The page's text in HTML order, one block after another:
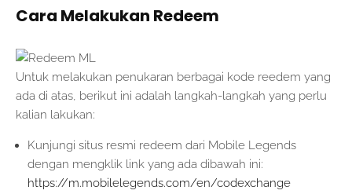
Cara Melakukan Redeem
Untuk melakukan penukaran berbagai kode reedem yang
ada di atas, berikut ini adalah langkah-langkah yang perlu
kalian lakukan:
Kunjungi situs resmi redeem dari Mobile Legends
dengan mengklik link yang ada dibawah ini:
https://m.mobilelegends.com/en/codexchange